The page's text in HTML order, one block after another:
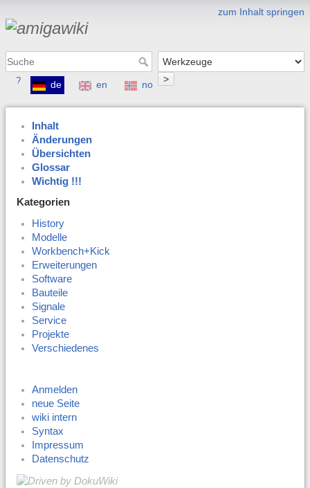
zum Inhalt springen
>
? de en no
Inhalt
Änderungen
Übersichten
Glossar
Wichtig !!!
Kategorien
History
Modelle
Workbench+Kick
Erweiterungen
Software
Bauteile
Signale
Service
Projekte
Verschiedenes
Anmelden
neue Seite
wiki intern
Syntax
Impressum
Datenschutz